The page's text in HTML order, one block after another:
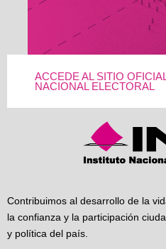
ACCEDE AL SITIO
NACIONAL ELECTORAL
Contribuimos al desarrollo de la
la confianza y la participación
y política del país.